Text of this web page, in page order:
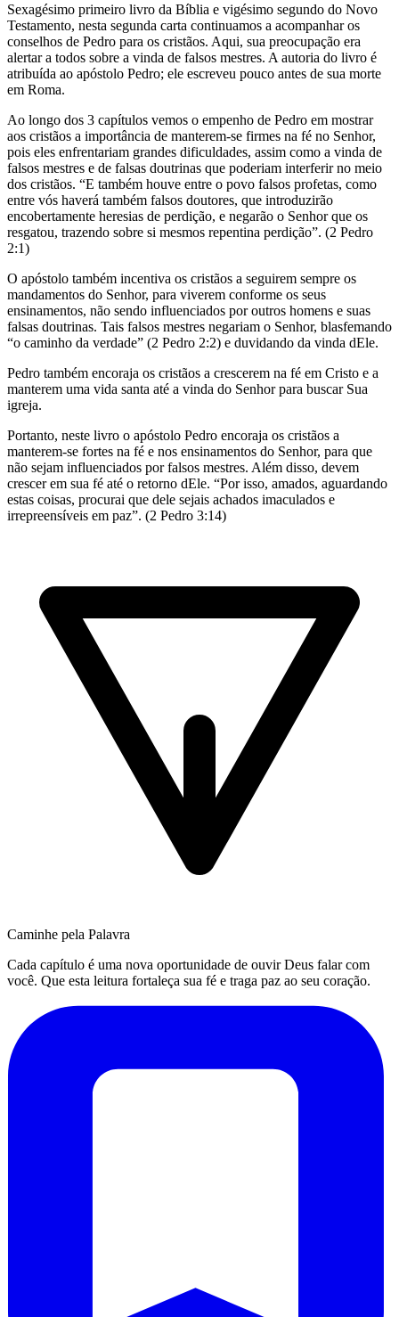
Sexagésimo primeiro livro da Bíblia e vigésimo segundo do Novo
Testamento, nesta segunda carta continuamos a acompanhar os
conselhos de Pedro para os cristãos. Aqui, sua preocupação era
alertar a todos sobre a vinda de falsos mestres. A autoria do livro é
atribuída ao apóstolo Pedro; ele escreveu pouco antes de sua morte
em Roma.
Ao longo dos 3 capítulos vemos o empenho de Pedro em mostrar
aos cristãos a importância de manterem-se firmes na fé no Senhor,
pois eles enfrentariam grandes dificuldades, assim como a vinda de
falsos mestres e de falsas doutrinas que poderiam interferir no meio
dos cristãos. “E também houve entre o povo falsos profetas, como
entre vós haverá também falsos doutores, que introduzirão
encobertamente heresias de perdição, e negarão o Senhor que os
resgatou, trazendo sobre si mesmos repentina perdição”. (2 Pedro
2:1)
O apóstolo também incentiva os cristãos a seguirem sempre os
mandamentos do Senhor, para viverem conforme os seus
ensinamentos, não sendo influenciados por outros homens e suas
falsas doutrinas. Tais falsos mestres negariam o Senhor, blasfemando
“o caminho da verdade” (2 Pedro 2:2) e duvidando da vinda dEle.
Pedro também encoraja os cristãos a crescerem na fé em Cristo e a
manterem uma vida santa até a vinda do Senhor para buscar Sua
igreja.
Portanto, neste livro o apóstolo Pedro encoraja os cristãos a
manterem-se fortes na fé e nos ensinamentos do Senhor, para que
não sejam influenciados por falsos mestres. Além disso, devem
crescer em sua fé até o retorno dEle. “Por isso, amados, aguardando
estas coisas, procurai que dele sejais achados imaculados e
irrepreensíveis em paz”. (2 Pedro 3:14)
Caminhe pela Palavra
Cada capítulo é uma nova oportunidade de ouvir Deus falar com
você. Que esta leitura fortaleça sua fé e traga paz ao seu coração.